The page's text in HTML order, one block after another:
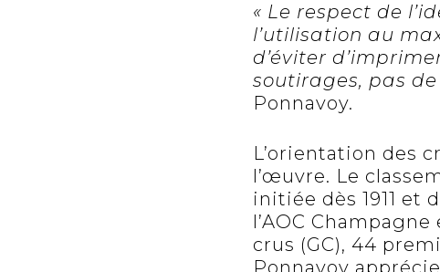
« Le respect de
l’utilisation au
d’éviter
soutirages, pas
Ponnavoy.
L’orientation des
l’œuvre. Le
initiée dès 1911 et
l’AOC
crus (GC), 44
Ponnavoy